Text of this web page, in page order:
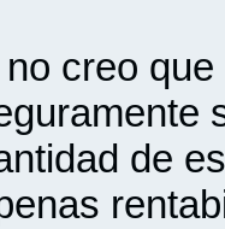
no creo
de